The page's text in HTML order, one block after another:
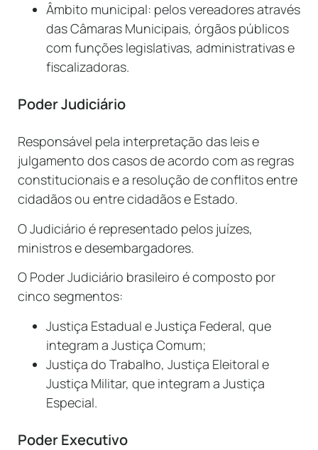
Âmbito municipal: pelos vereadores através
das Câmaras Municipais, órgãos públicos
com funções legislativas, administrativas e
fiscalizadoras.
Poder Judiciário
Responsável pela interpretação das leis e
julgamento dos casos de acordo com as regras
constitucionais e a resolução de conflitos entre
cidadãos ou entre cidadãos e Estado.
O Judiciário é representado pelos juízes,
ministros e desembargadores.
O Poder Judiciário brasileiro é composto por
cinco segmentos:
Justiça Estadual e Justiça Federal, que
integram a Justiça Comum;
Justiça do Trabalho, Justiça Eleitoral e
Justiça Militar, que integram a Justiça
Especial.
Poder Executivo